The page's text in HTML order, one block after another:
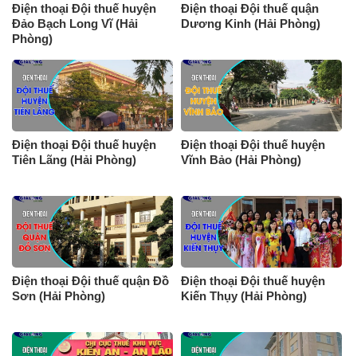
Điện thoại Đội thuế huyện
Đảo Bạch Long Vĩ (Hải
Phòng)
Điện thoại Đội thuế quận
Dương Kinh (Hải Phòng)
Điện thoại Đội thuế huyện
Tiên Lãng (Hải Phòng)
Điện thoại Đội thuế huyện
Vĩnh Bảo (Hải Phòng)
Điện thoại Đội thuế quận Đồ
Sơn (Hải Phòng)
Điện thoại Đội thuế huyện
Kiến Thụy (Hải Phòng)